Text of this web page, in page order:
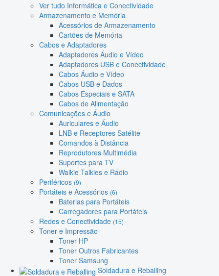
Ver tudo Informática e Conectividade
Armazenamento e Memória
Acessórios de Armazenamento
Cartões de Memória
Cabos e Adaptadores
Adaptadores Áudio e Vídeo
Adaptadores USB e Conectividade
Cabos Áudio e Vídeo
Cabos USB e Dados
Cabos Especiais e SATA
Cabos de Alimentação
Comunicações e Áudio
Auriculares e Áudio
LNB e Receptores Satélite
Comandos à Distância
Reprodutores Multimédia
Suportes para TV
Walkie Talkies e Rádio
Periféricos (9)
Portáteis e Acessórios (6)
Baterias para Portáteis
Carregadores para Portáteis
Redes e Conectividade (15)
Toner e Impressão
Toner HP
Toner Outros Fabricantes
Toner Samsung
Soldadura e Reballing